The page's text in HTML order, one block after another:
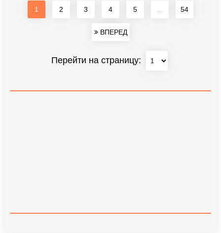
1 2 3 4 5 54
ВПЕРЕД
Перейти на страницу: